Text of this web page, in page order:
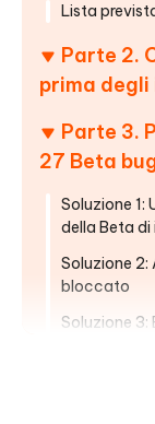
Lista
Parte 2.
prima degli
Parte 3.
27 Beta
Soluzione 1:
della Beta di
Soluzione
bloccato
Soluzione 3:
Soluzione